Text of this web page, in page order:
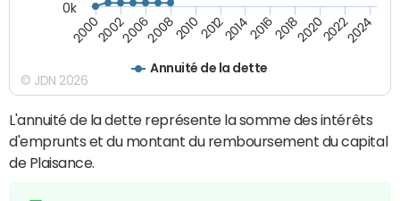
Annuité de la dette
200020022006200820102012201420162018202020222024
0k
© JDN 2026
L'annuité de la dette représente la somme des intérêts
d'emprunts et du montant du remboursement du capital
de Plaisance.